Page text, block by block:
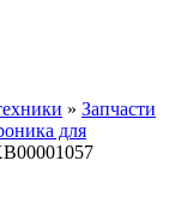
» Запчасти
для